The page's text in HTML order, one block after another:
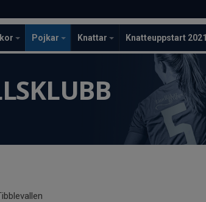
Pojkar Knattar Knatteuppstart 2021